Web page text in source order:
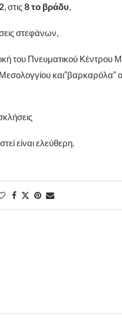
, στις 8 το βράδυ,
στεφάνων,
του Πνευματικού Κέντρου
και”βαρκαρόλα”
είναι ελεύθερη.